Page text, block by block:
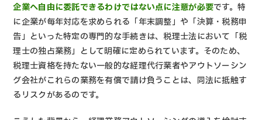
企業へ自由に委託できるわけではない点に注意が必要です。特
に企業が毎年対応を求められる「年末調整」や「決算・税務申
告」といった特定の専門的な手続きは、税理士法において「税
理士の独占業務」として明確に定められています。そのため、
税理士資格を持たない一般的な経理代行業者やアウトソーシン
グ会社がこれらの業務を有償で請け負うことは、同法に抵触す
るリスクがあるのです。